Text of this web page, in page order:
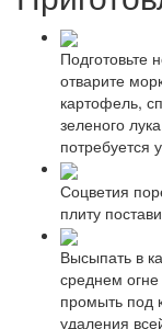
Подготовьте
отварите
картофель,
зеленого
потребуется
Соцветия
плиту
Высыпать в
среднем
промыть под
удаления